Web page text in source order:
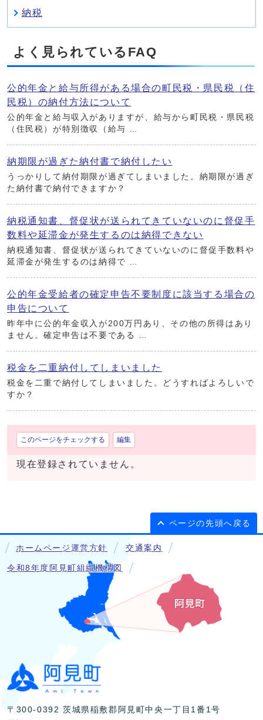
納税
よく見られているFAQ
公的年金と給与所得がある場合の町民税・県民税（住
民税）の納付方法について
公的年金と給与収入がありますが、給与から町民税・県民税
（住民税）が特別徴収（給与 …
納期限が過ぎた納付書で納付したい
うっかりして納付期限が過ぎてしまいました。納期限が過ぎ
た納付書で納付できますか？
納税通知書、督促状が送られてきていないのに督促手
数料や延滞金が発生するのは納得できない
納税通知書、督促状が送られてきていないのに督促手数料や
延滞金が発生するのは納得で …
公的年金受給者の確定申告不要制度に該当する場合の
申告について
昨年中に公的年金収入が200万円あり、その他の所得はあり
ません。確定申告は不要である …
税金を二重納付してしまいました
税金を二重で納付してしまいました。どうすればよろしいで
すか？
このページをチェックする 編集
現在登録されていません。
ページの先頭へ戻る
ホームページ運営方針 交通案内
令和8年度阿見町組織機構図
〒300-0392 茨城県稲敷郡阿見町中央一丁目1番1号